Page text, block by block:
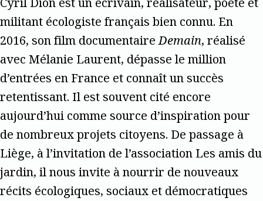
Cyril Dion est un écrivain, réalisateur, poète et
militant écologiste français bien connu. En
2016, son film documentaireDemain, réalisé
avec Mélanie Laurent, dépasse le million
d’entrées en France et connaît un succès
retentissant. Il est souvent cité encore
aujourd’hui comme source d’inspiration pour
de nombreux projets citoyens. De passage à
Liège, à l’invitation de l’association Les amis du
jardin, il nous invite à nourrir de nouveaux
récits écologiques, sociaux et démocratiques